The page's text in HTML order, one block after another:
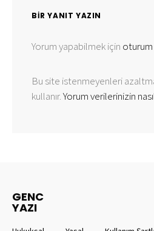
BIR YANIT YAZIN
Yorum yapabilmek için oturum
Bu site istenmeyenleri
kullanır.Yorum verilerinizin
GENC
YAZI